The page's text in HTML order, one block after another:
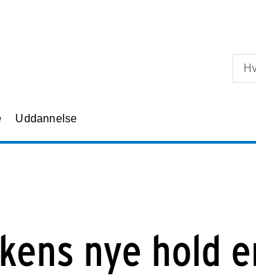
Uddannelse
nye hold